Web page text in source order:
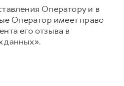
Оператору и в
Оператор имеет право
его отзыва в
данных».